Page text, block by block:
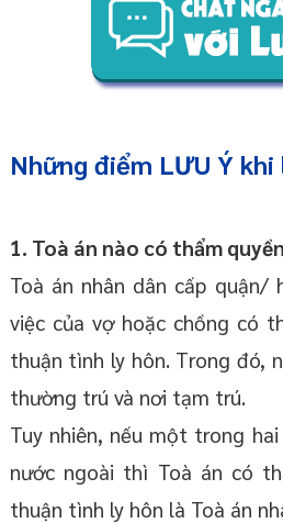
Những điểm LƯU Ý
1. Toà án nào có thẩm
Toà án nhân dân cấp quận/
việc của vợ hoặc chồng có
thuận tình ly hôn. Trong đó,
thường trú và nơi tạm trú.
Tuy nhiên, nếu một trong
nước ngoài thì Toà án có
thuận tình ly hôn là Toà án